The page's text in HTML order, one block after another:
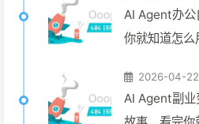
AI Agent办公
你就知道怎么
2026-04-22
AI Agent副业